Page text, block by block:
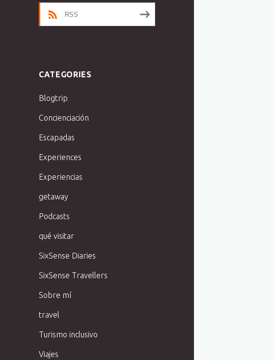
RSS
CATEGORIES
Blogtrip
Concienciación
Escapadas
Experiences
Experiencias
getaway
Podcasts
qué visitar
SixSense Diaries
SixSense Travellers
Sobre mí
travel
Turismo inclusivo
Viajes